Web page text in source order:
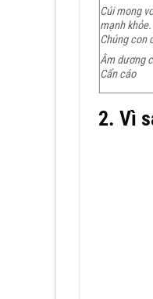
Cúi mong
mạnh khỏe.
Chúng con
Âm dương
Cẩn cáo
2. Vì